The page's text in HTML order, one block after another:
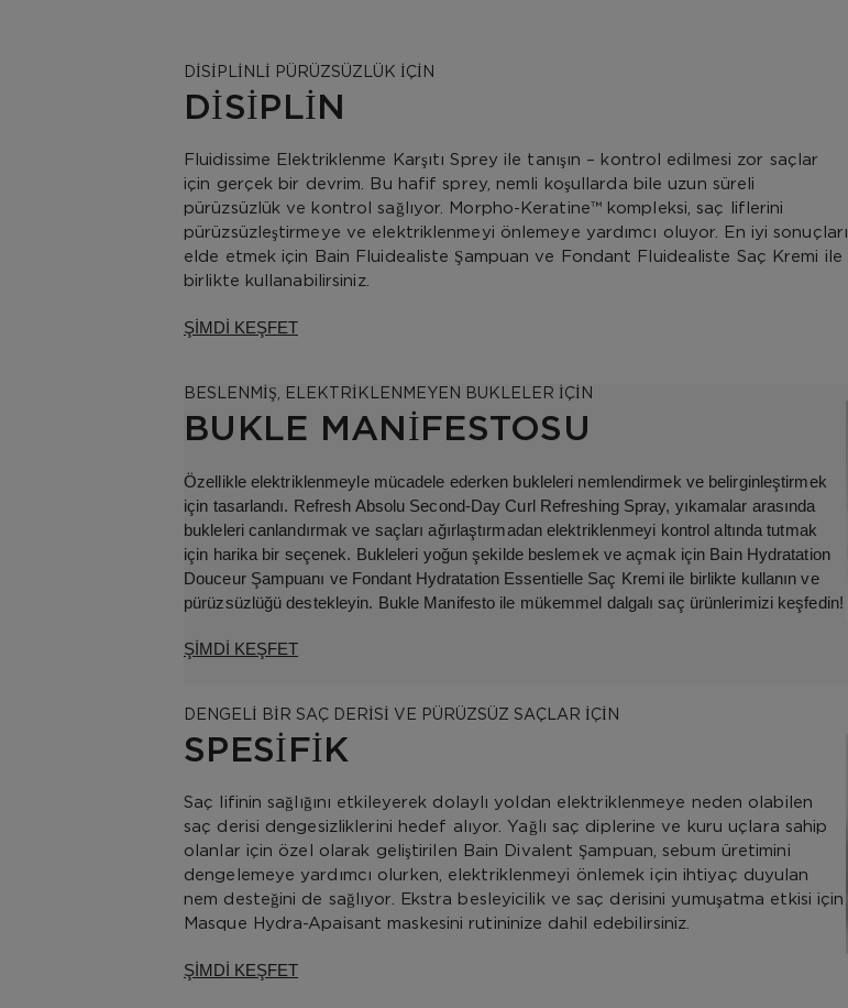
DİSİPLİNLİ PÜRÜZSÜZLÜK İÇİN
DİSİPLİN
Fluidissime Elektriklenme Karşıtı Sprey ile tanışın – kontrol edilmesi zor saçlar
için gerçek bir devrim. Bu hafif sprey, nemli koşullarda bile uzun süreli
pürüzsüzlük ve kontrol sağlıyor. Morpho-Keratine™ kompleksi, saç liflerini
pürüzsüzleştirmeye ve elektriklenmeyi önlemeye yardımcı oluyor. En iyi sonuçları
elde etmek için Bain Fluidealiste Şampuan ve Fondant Fluidealiste Saç Kremi ile
birlikte kullanabilirsiniz.
ŞİMDİ KEŞFET
BESLENMİŞ, ELEKTRİKLENMEYEN BUKLELER İÇİN
BUKLE MANİFESTOSU
Özellikle elektriklenmeyle mücadele ederken bukleleri nemlendirmek ve belirginleştirmek
için tasarlandı. Refresh Absolu Second-Day Curl Refreshing Spray, yıkamalar arasında
bukleleri canlandırmak ve saçları ağırlaştırmadan elektriklenmeyi kontrol altında tutmak
için harika bir seçenek. Bukleleri yoğun şekilde beslemek ve açmak için Bain Hydratation
Douceur Şampuanı ve Fondant Hydratation Essentielle Saç Kremi ile birlikte kullanın ve
pürüzsüzlüğü destekleyin. Bukle Manifesto ile mükemmel dalgalı saç ürünlerimizi keşfedin!
ŞİMDİ KEŞFET
DENGELİ BİR SAÇ DERİSİ VE PÜRÜZSÜZ SAÇLAR İÇİN
SPESİFİK
Saç lifinin sağlığını etkileyerek dolaylı yoldan elektriklenmeye neden olabilen
saç derisi dengesizliklerini hedef alıyor. Yağlı saç diplerine ve kuru uçlara sahip
olanlar için özel olarak geliştirilen Bain Divalent Şampuan, sebum üretimini
dengelemeye yardımcı olurken, elektriklenmeyi önlemek için ihtiyaç duyulan
nem desteğini de sağlıyor. Ekstra besleyicilik ve saç derisini yumuşatma etkisi için
Masque Hydra-Apaisant maskesini rutininize dahil edebilirsiniz.
ŞİMDİ KEŞFET